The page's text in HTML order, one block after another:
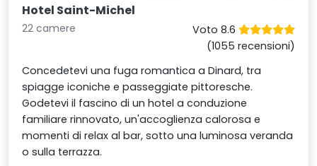
Hotel Saint-Michel
22 camere
Voto 8.6
(1055 recensioni)
Concedetevi una fuga romantica a Dinard, tra
spiagge iconiche e passeggiate pittoresche.
Godetevi il fascino di un hotel a conduzione
familiare rinnovato, un'accoglienza calorosa e
momenti di relax al bar, sotto una luminosa veranda
o sulla terrazza.